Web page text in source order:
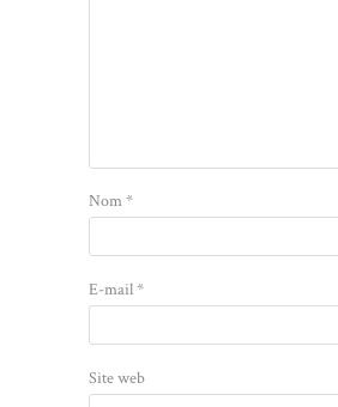
Nom*
E-mail*
Site web